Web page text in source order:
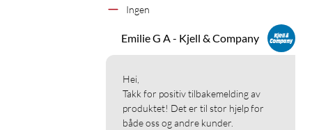
Ingen
Emilie G A - Kjell & Company
Hei,
Takk for positiv tilbakemelding av
produktet! Det er til stor hjelp for
både oss og andre kunder.